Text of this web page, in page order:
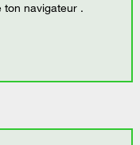
ton navigateur .